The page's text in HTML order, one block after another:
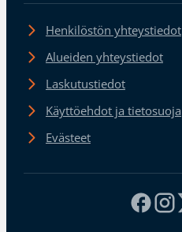
Henkilöstön yhteystiedot
Alueiden yhteystiedot
Laskutustiedot
Käyttöehdot ja tietosuoja
Evästeet